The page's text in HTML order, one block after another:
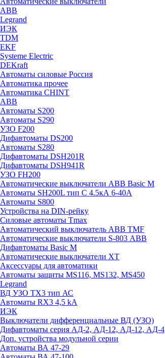
ABB
Legrand
ИЭК
TDM
EKF
Systeme Electric
DEKraft
Автоматы силовые Россия
Автоматика прочее
Автоматика CHINT
ABB
Автоматы S200
Автоматы S290
УЗО F200
Дифавтоматы DS200
Автоматы S280
Дифавтоматы DSH201R
Дифавтоматы DSH941R
УЗО FH200
Автоматические выключатели ABB Basic M
Автоматы SH200L тип С 4.5кА 6-40А
Автоматы S800
Устройства на DIN-рейку
Силовые автоматы Tmax
Автоматический выключатель ABB TMF
Автоматические выключатели S-803 АВВ
Дифавтоматы Basic M
Автоматические выключатели XT
Аксессуары для автоматики
Автоматы защиты MS116, MS132, MS450
Legrand
ВД УЗО TX3 тип АС
Автоматы RX3 4,5 kA
ИЭК
Выключатели дифференциальные ВД (УЗО)
Дифавтоматы серия АД-2, АД-12, АД-12, АД-4
Доп. устройства модульной серии
Автоматы ВА 47-29